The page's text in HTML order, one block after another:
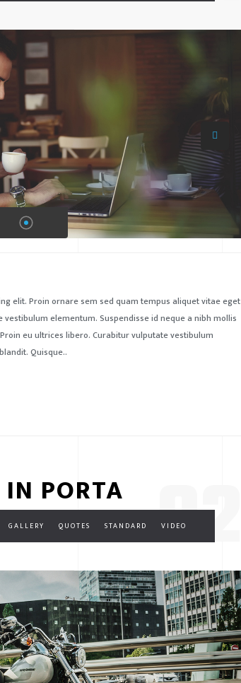
elit. Proin ornare sem sed quam tempus aliquet vitae eget
elementum. Suspendisse id neque a nibh mollis
eu ultrices libero. Curabitur vulputate vestibulum
Quisque..
PORTA
GALLERY QUOTES STANDARD VIDEO
02.